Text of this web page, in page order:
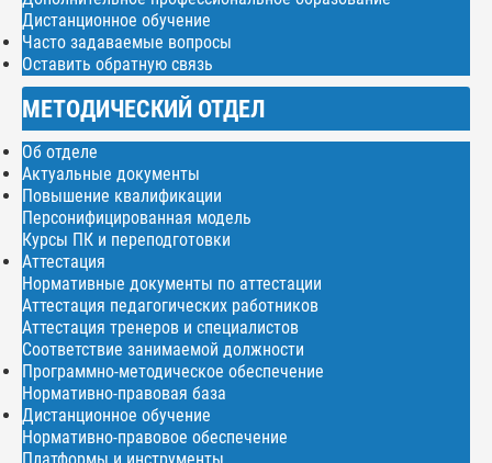
Дистанционное обучение
Часто задаваемые вопросы
Оставить обратную связь
МЕТОДИЧЕСКИЙ ОТДЕЛ
Об отделе
Актуальные документы
Повышение квалификации
Персонифицированная модель
Курсы ПК и переподготовки
Аттестация
Нормативные документы по аттестации
Аттестация педагогических работников
Аттестация тренеров и специалистов
Соответствие занимаемой должности
Программно-методическое обеспечение
Нормативно-правовая база
Дистанционное обучение
Нормативно-правовое обеспечение
Платформы и инструменты